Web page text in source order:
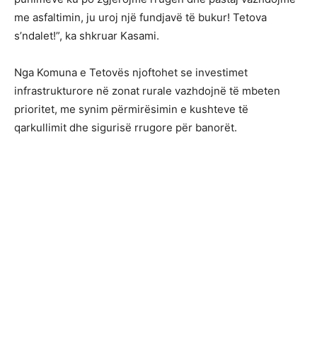
me asfaltimin, ju uroj një fundjavë të bukur! Tetova
s’ndalet!”, ka shkruar Kasami.
Nga Komuna e Tetovës njoftohet se investimet
infrastrukturore në zonat rurale vazhdojnë të mbeten
prioritet, me synim përmirësimin e kushteve të
qarkullimit dhe sigurisë rrugore për banorët.